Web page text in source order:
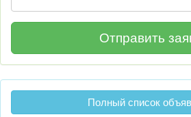
Полный список